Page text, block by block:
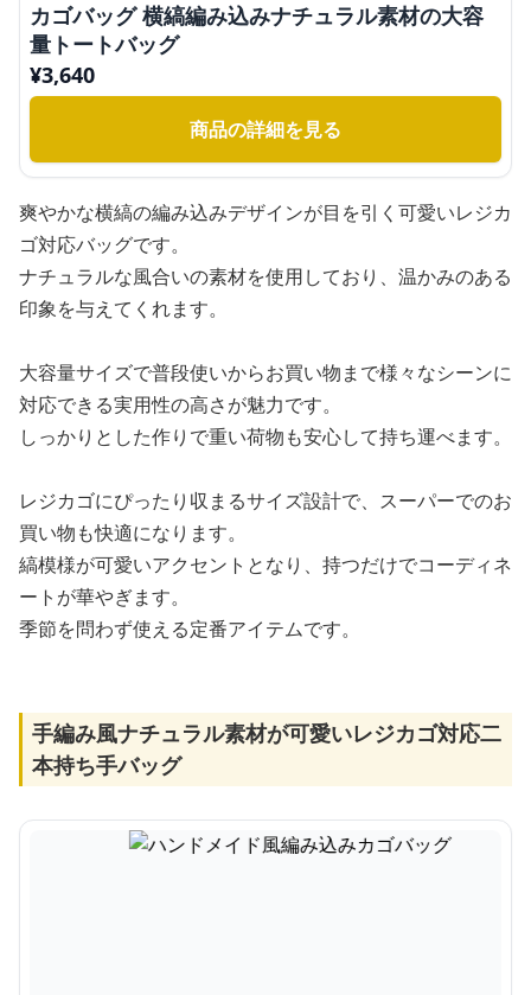
カゴバッグ 横縞編み込みナチュラル素材の大容
量トートバッグ
¥3,640
商品の詳細を見る
爽やかな横縞の編み込みデザインが目を引く可愛いレジカ
ゴ対応バッグです。
ナチュラルな風合いの素材を使用しており、温かみのある
印象を与えてくれます。
大容量サイズで普段使いからお買い物まで様々なシーンに
対応できる実用性の高さが魅力です。
しっかりとした作りで重い荷物も安心して持ち運べます。
レジカゴにぴったり収まるサイズ設計で、スーパーでのお
買い物も快適になります。
縞模様が可愛いアクセントとなり、持つだけでコーディネ
ートが華やぎます。
季節を問わず使える定番アイテムです。
手編み風ナチュラル素材が可愛いレジカゴ対応二
本持ち手バッグ